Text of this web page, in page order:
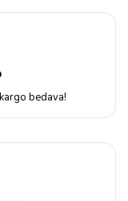
bedava!